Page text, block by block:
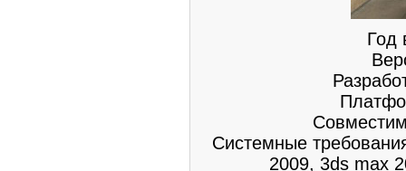
Год
Системные
2009, 3ds max